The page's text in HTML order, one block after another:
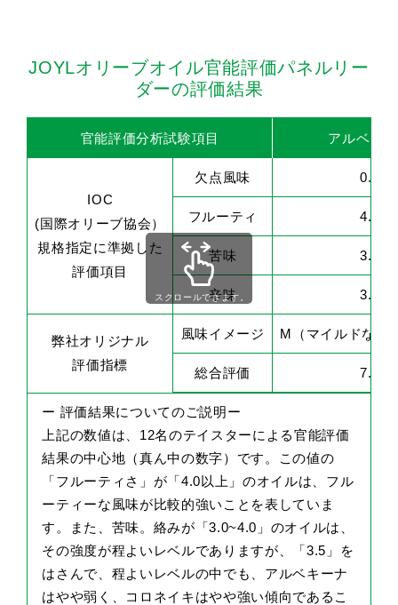
JOYLオリーブオイル官能評価パネルリー
ダーの評価結果
官能評価分析試験項目 アルベキ
IOC
(国際オリーブ協会）
規格指定に準拠した
評価項目
欠点風味 0.0
フルーティ 4.2
苦味 3.1
辛味 3.4
弊社オリジナル
評価指標
風味イメージ M（マイルドな優
総合評価 7.0
スクロールできます。
ー 評価結果についてのご説明ー
上記の数値は、12名のテイスターによる官能評価
結果の中心地（真ん中の数字）です。この値の
「フルーティさ」が「4.0以上」のオイルは、フル
ーティーな風味が比較的強いことを表していま
す。また、苦味。絡みが「3.0~4.0」のオイルは、
その強度が程よいレベルでありますが、「3.5」を
はさんで、程よいレベルの中でも、アルベキーナ
はやや弱く、コロネイキはやや強い傾向であるこ